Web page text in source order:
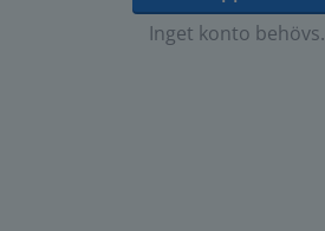
Inget konto behövs.